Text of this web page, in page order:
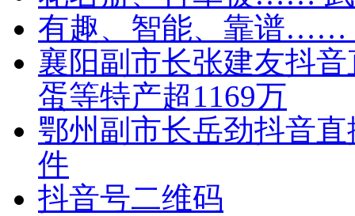
有趣、智能、靠谱……
襄阳副市长张建友抖
蛋等特产超1169万
鄂州副市长岳劲抖音
件
抖音号二维码